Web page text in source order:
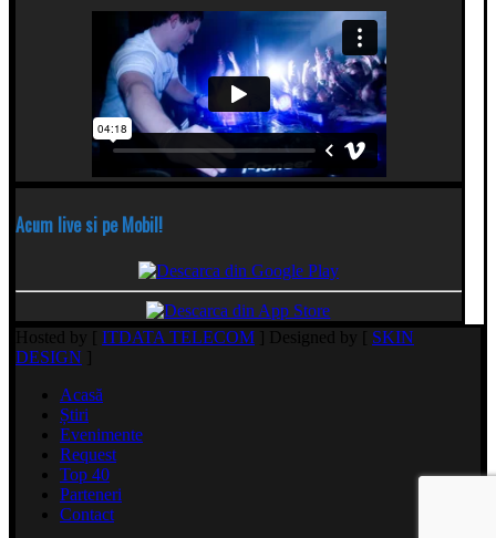
Acum live si pe Mobil!
Hosted by [ ITDATA TELECOM ] Designed by [ SKIN
DESIGN
Acasă
Știri
Evenimente
Request
Top 40
Parteneri
Contact